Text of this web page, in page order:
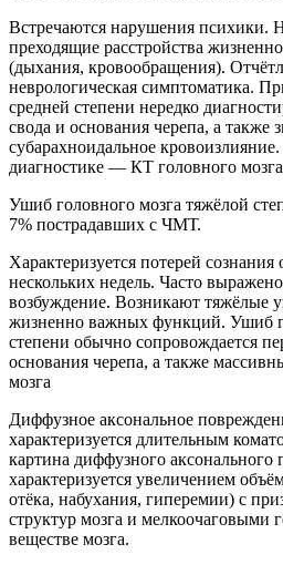
Встречаются нарушения психики.
преходящие расстройства
(дыхания, кровообращения).
неврологическая симптоматика.
средней степени нередко
свода и основания черепа, а также
субарахноидальное
диагностике — КТ головного
Ушиб головного мозга тяжёлой
7% пострадавших с ЧМТ.
Характеризуется потерей сознания
нескольких недель. Часто
возбуждение. Возникают тяжёлые
жизненно важных функций. Ушиб
степени обычно сопровождается
основания черепа, а также
мозга
Диффузное аксональное
характеризуется длительным
картина диффузного аксонального
характеризуется увеличением
отёка, набухания, гиперемии) с
структур мозга и мелкоочаговыми
веществе мозга.